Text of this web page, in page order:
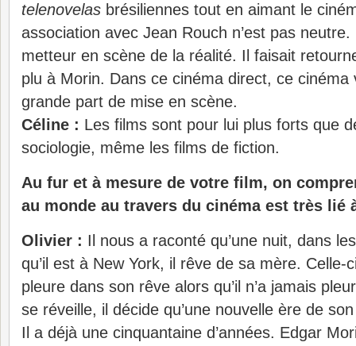
telenovelas brésiliennes tout en aimant le
association avec Jean Rouch n’est pas
metteur en scène de la réalité. Il faisait
plu à Morin. Dans ce cinéma direct, ce
grande part de mise en scène.
Céline : Les films sont pour lui plus forts que
sociologie, même les films de fiction.
Au fur et à mesure de votre film, on
au monde au travers du cinéma est très lié
Olivier : Il nous a raconté qu’une nuit, dans
qu’il est à New York, il rêve de sa mère. Celle-
pleure dans son rêve alors qu’il n’a jamais
se réveille, il décide qu’une nouvelle ère de
Il a déjà une cinquantaine d’années. Edgar